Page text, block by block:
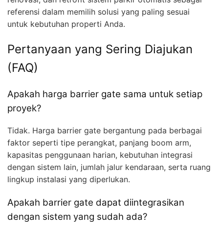
referensi dalam memilih solusi yang paling sesuai
untuk kebutuhan properti Anda.
Pertanyaan yang Sering Diajukan
(FAQ)
Apakah harga barrier gate sama untuk setiap
proyek?
Tidak. Harga barrier gate bergantung pada berbagai
faktor seperti tipe perangkat, panjang boom arm,
kapasitas penggunaan harian, kebutuhan integrasi
dengan sistem lain, jumlah jalur kendaraan, serta ruang
lingkup instalasi yang diperlukan.
Apakah barrier gate dapat diintegrasikan
dengan sistem yang sudah ada?